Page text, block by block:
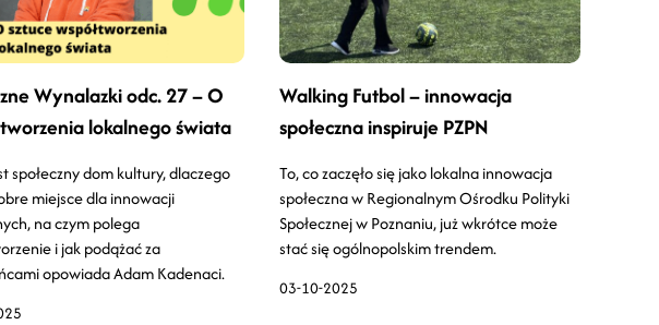
Wynalazki odc. 27 – O
lokalnego świata
społeczny dom kultury, dlaczego
miejsce dla innowacji
na czym polega
i jak podążać za
opowiada Adam Kadenaci.
03-10-2025
Walking Futbol – innowacja
społeczna inspiruje PZPN
To, co zaczęło się jako lokalna innowacja
społeczna w Regionalnym Ośrodku Polityki
Społecznej w Poznaniu, już wkrótce może
stać się ogólnopolskim trendem.